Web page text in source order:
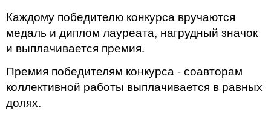
Каждому победителю конкурса вручаются
медаль и диплом лауреата, нагрудный значок
и выплачивается премия.
Премия победителям конкурса - соавторам
коллективной работы выплачивается в равных
долях.